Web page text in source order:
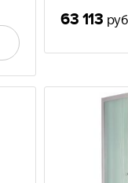
63 113 руб